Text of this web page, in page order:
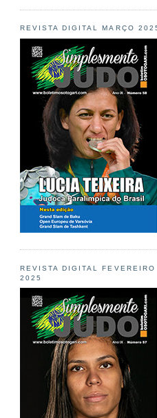
REVISTA DIGITAL MARÇO
REVISTA DIGITAL FEVEREIRO
2025